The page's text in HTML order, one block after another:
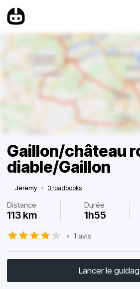
Gaillon/château
diable/Gaillon
Jeremy • 3 roadbooks
Distance
113 km
Durée
1h55
• 1 avis
Lancer le